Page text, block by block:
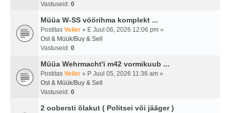
Vastuseid: 0
Müüa W-SS vöörihma komplekt ...
Postitas Veiler » E Juul 06, 2026 12:06 pm »
Ost & Müük/Buy & Sell
Vastuseid: 0
Müüa Wehrmacht'i m42 vormikuub ...
Postitas Veiler » P Juul 05, 2026 11:36 am »
Ost & Müük/Buy & Sell
Vastuseid: 0
2 oobersti õlakut ( Politsei või jääger )